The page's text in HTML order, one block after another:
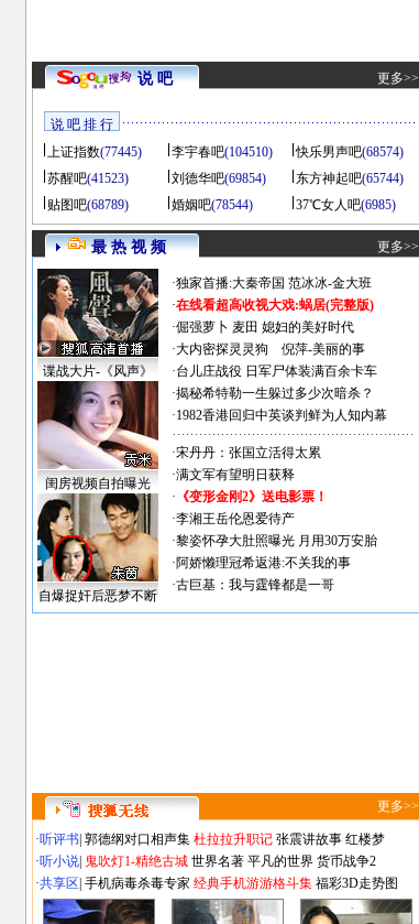
说 吧 更多>>
说 吧 排 行
上证指数(77445) 李宇春吧(104510) 快乐男声吧(68574)
苏醒吧(41523) 刘德华吧(69854) 东方神起吧(65744)
贴图吧(68789) 婚姻吧(78544) 37℃女人吧(6985)
最 热 视 频 更多>>
谍战大片-《风声》
闺房视频自拍曝光
自爆捉奸后恶梦不断
·独家首播:大秦帝国 范冰冰-金大班
·在线看超高收视大戏:蜗居(完整版)
·倔强萝卜 麦田 媳妇的美好时代
·大内密探灵灵狗
倪萍-美丽的事
·台儿庄战役 日军尸体装满百余卡车
·揭秘希特勒一生躲过多少次暗杀？
·1982香港回归中英谈判鲜为人知内幕
·宋丹丹：张国立活得太累
·满文军有望明日获释
· 《变形金刚2》送电影票！
·李湘王岳伦恩爱待产
·黎姿怀孕大肚照曝光 月用30万安胎
·阿娇懒理冠希返港:不关我的事
·古巨基：我与霆锋都是一哥
更多>>
·听评书 郭德纲对口相声集 杜拉拉升职记 张震讲故事 红楼梦
·听小说 鬼吹灯1-精绝古城 世界名著 平凡的世界 货币战争2
·共享区 手机病毒杀毒专家 经典手机游游格斗集 福彩3D走势图